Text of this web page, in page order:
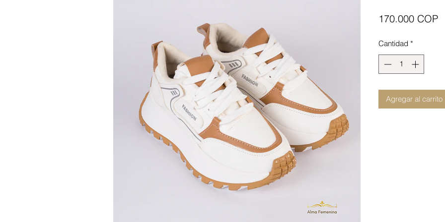
170.000 COP
Cantidad *
Agregar al carrito